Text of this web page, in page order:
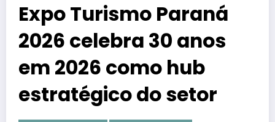
Expo Turismo Paraná
2026 celebra 30 anos
em 2026 como hub
estratégico do setor